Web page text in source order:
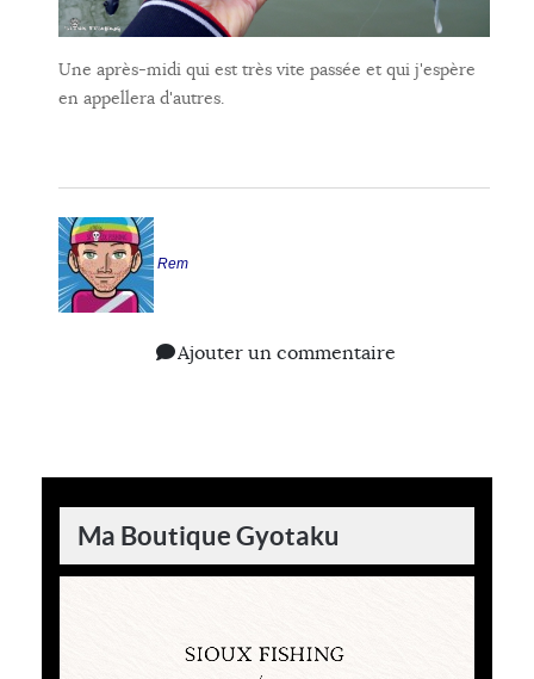
Une après-midi qui est très vite passée et qui j'espère
en appellera d'autres.
Rem
Ajouter un commentaire
Ma Boutique Gyotaku